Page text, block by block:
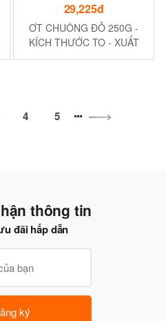
29,225đ
ƠT CHUÔNG ĐỎ 250G -
KÍCH THƯỚC TO - XUẤT
XỨ VIỆT NAM
4 5
thông tin
đãi hấp dẫn
ký